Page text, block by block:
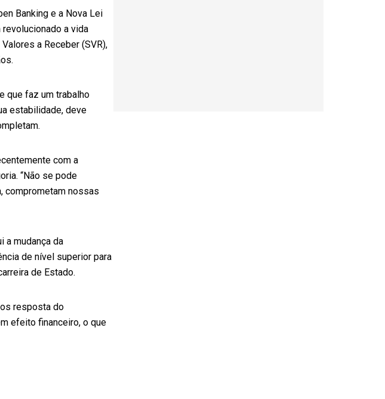
Banking e a Nova Lei
a vida
a Receber (SVR),
que faz um trabalho
estabilidade, deve
com a
“Não se pode
comprometam nossas
a mudança da
de nível superior para
de Estado.
resposta do
efeito financeiro, o que